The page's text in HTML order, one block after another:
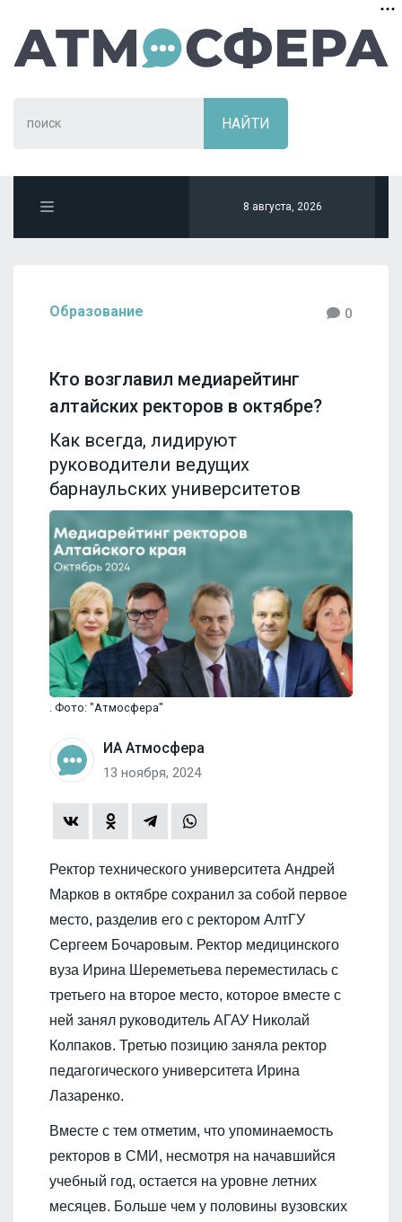
8 августа, 2026
Образование 0
Кто возглавил медиарейтинг
алтайских ректоров в октябре?
Как всегда, лидируют
руководители ведущих
барнаульских университетов
. Фото: "Атмосфера"
ИА Атмосфера
13 ноября, 2024
Ректор технического университета Андрей
Марков в октябре сохранил за собой первое
место, разделив его с ректором АлтГУ
Сергеем Бочаровым. Ректор медицинского
вуза Ирина Шереметьева переместилась с
третьего на второе место, которое вместе с
ней занял руководитель АГАУ Николай
Колпаков. Третью позицию заняла ректор
педагогического университета Ирина
Лазаренко.
Вместе с тем отметим, что упоминаемость
ректоров в СМИ, несмотря на начавшийся
учебный год, остается на уровне летних
месяцев. Больше чем у половины вузовских